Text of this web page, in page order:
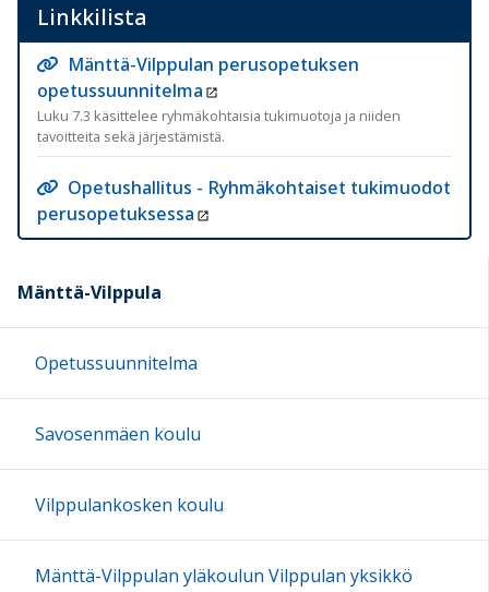
Linkkilista
Mänttä-Vilppulan perusopetuksen
opetussuunnitelma
Luku 7.3 käsittelee ryhmäkohtaisia tukimuotoja ja niiden
tavoitteita sekä järjestämistä.
Opetushallitus - Ryhmäkohtaiset tukimuodot
perusopetuksessa
Mänttä-Vilppula
Opetussuunnitelma
Savosenmäen koulu
Vilppulankosken koulu
Mänttä-Vilppulan yläkoulun Vilppulan yksikkö